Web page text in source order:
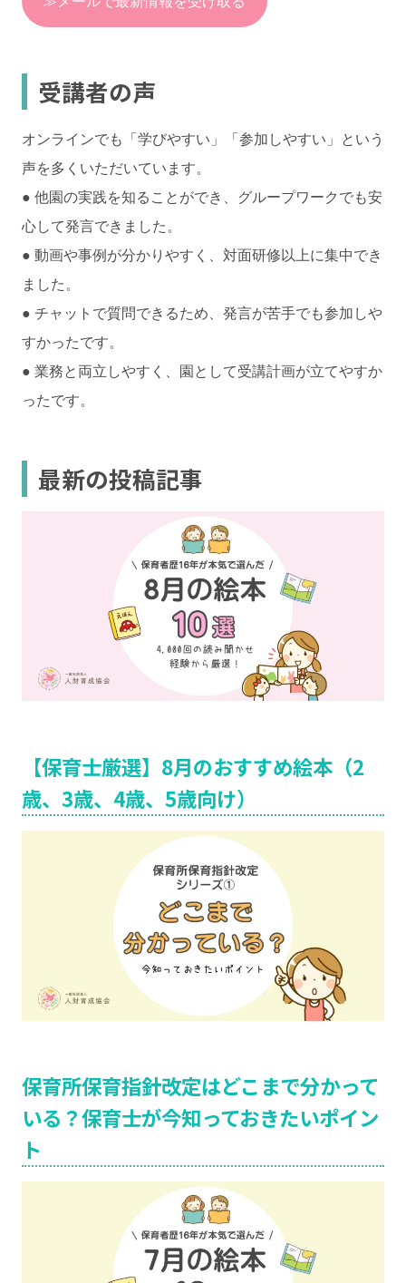
受講者の声
オンラインでも「学びやすい」「参加しやすい」という
声を多くいただいています。
● 他園の実践を知ることができ、グループワークでも安
心して発言できました。
● 動画や事例が分かりやすく、対面研修以上に集中でき
ました。
● チャットで質問できるため、発言が苦手でも参加しや
すかったです。
● 業務と両立しやすく、園として受講計画が立てやすか
ったです。
最新の投稿記事
【保育士厳選】8月のおすすめ絵本（2
歳、3歳、4歳、5歳向け）
保育所保育指針改定はどこまで分かって
いる？保育士が今知っておきたいポイン
ト